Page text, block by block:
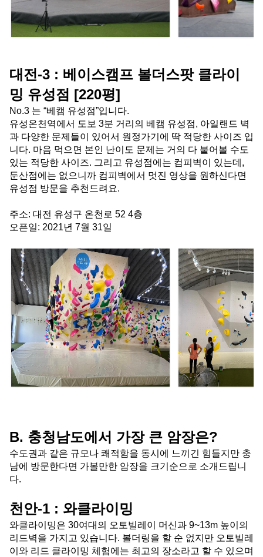
대전-3 : 베이스캠프 볼더스팟 클라이
밍 유성점 [220평]
No.3 는 “베캠 유성점”입니다.
유성온천역에서 도보 3분 거리의 베캠 유성점, 아일랜드 벽
과 다양한 문제들이 있어서 원정가기에 딱 적당한 사이즈 입
니다. 마음 먹으면 본인 난이도 문제는 거의 다 붙어볼 수도
있는 적당한 사이즈. 그리고 유성점에는 컴피벽이 있는데,
둔산점에는 없으니까 컴피벽에서 멋진 영상을 원하신다면
유성점 방문을 추천드려요.
주소: 대전 유성구 온천로 52 4층
오픈일: 2021년 7월 31일
B. 충청남도에서 가장 큰 암장은?
수도권과 같은 규모나 쾌적함을 동시에 느끼긴 힘들지만 충
남에 방문한다면 가볼만한 암장을 크기순으로 소개드립니
다.
천안-1 : 와클라이밍
와클라이밍은 30여대의 오토빌레이 머신과 9~13m 높이의
리드벽을 가지고 있습니다. 볼더링을 할 순 없지만 오토빌레
이와 리드 클라이밍 체험에는 최고의 장소라고 할 수 있으며